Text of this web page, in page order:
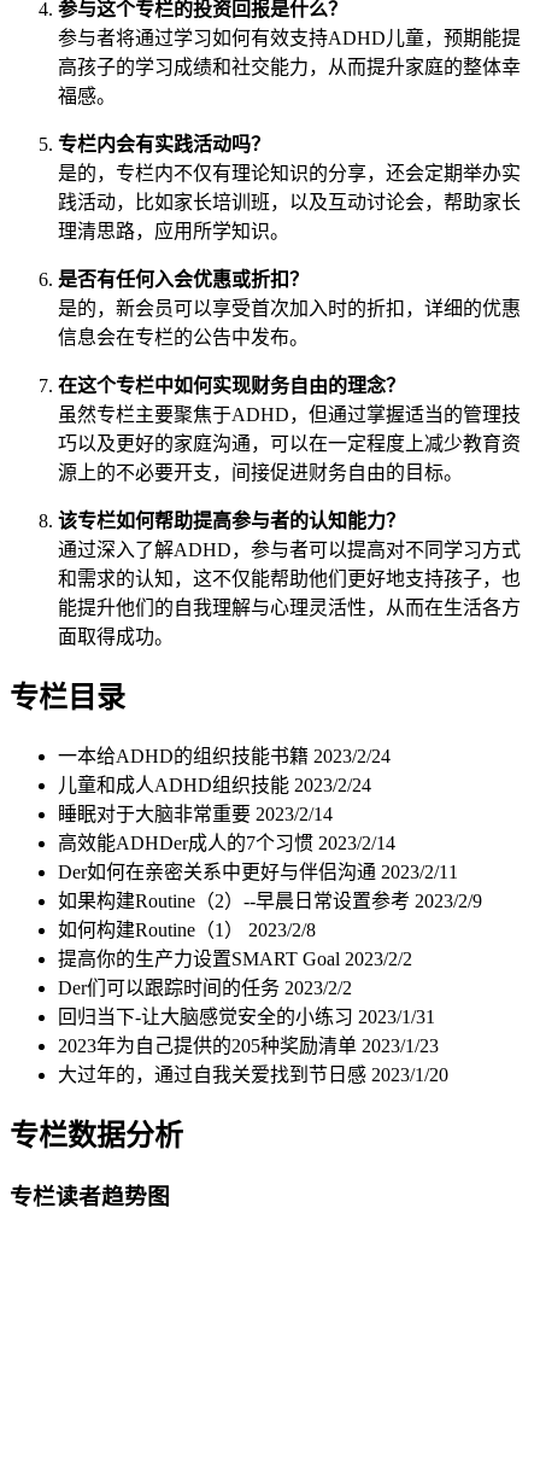
参与这个专栏的投资回报是什么？
参与者将通过学习如何有效支持ADHD儿童，预期能提
高孩子的学习成绩和社交能力，从而提升家庭的整体幸
福感。
专栏内会有实践活动吗？
是的，专栏内不仅有理论知识的分享，还会定期举办实
践活动，比如家长培训班，以及互动讨论会，帮助家长
理清思路，应用所学知识。
是否有任何入会优惠或折扣？
是的，新会员可以享受首次加入时的折扣，详细的优惠
信息会在专栏的公告中发布。
在这个专栏中如何实现财务自由的理念？
虽然专栏主要聚焦于ADHD，但通过掌握适当的管理技
巧以及更好的家庭沟通，可以在一定程度上减少教育资
源上的不必要开支，间接促进财务自由的目标。
该专栏如何帮助提高参与者的认知能力？
通过深入了解ADHD，参与者可以提高对不同学习方式
和需求的认知，这不仅能帮助他们更好地支持孩子，也
能提升他们的自我理解与心理灵活性，从而在生活各方
面取得成功。
专栏目录
一本给ADHD的组织技能书籍 2023/2/24
儿童和成人ADHD组织技能 2023/2/24
睡眠对于大脑非常重要 2023/2/14
高效能ADHDer成人的7个习惯 2023/2/14
Der如何在亲密关系中更好与伴侣沟通 2023/2/11
如果构建Routine（2）--早晨日常设置参考 2023/2/9
如何构建Routine（1） 2023/2/8
提高你的生产力设置SMART Goal 2023/2/2
Der们可以跟踪时间的任务 2023/2/2
回归当下-让大脑感觉安全的小练习 2023/1/31
2023年为自己提供的205种奖励清单 2023/1/23
大过年的，通过自我关爱找到节日感 2023/1/20
专栏数据分析
专栏读者趋势图